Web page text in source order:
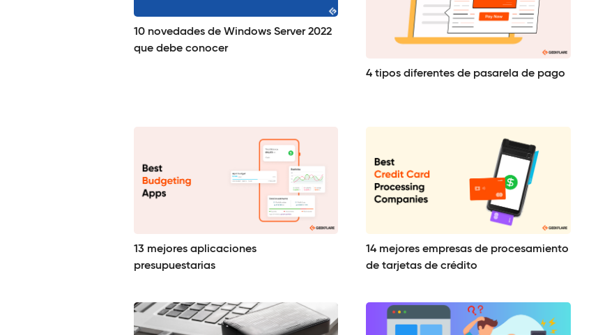
10 novedades de Windows Server 2022
que debe conocer
4 tipos diferentes de pasarela de pago
13 mejores aplicaciones
presupuestarias
14 mejores empresas de procesamiento
de tarjetas de crédito